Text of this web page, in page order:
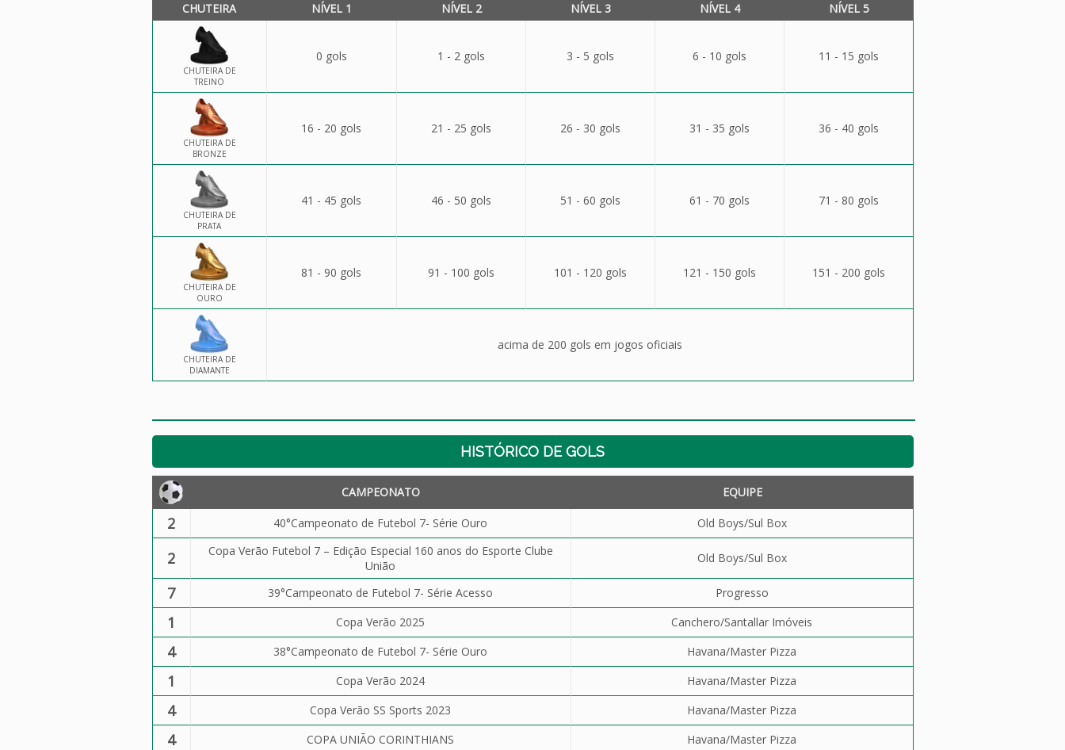
CHUTEIRA NÍVEL 1 NÍVEL 2 NÍVEL 3 NÍVEL 4 NÍVEL 5
CHUTEIRA DE
TREINO
0 gols 1 - 2 gols 3 - 5 gols 6 - 10 gols 11 - 15 gols
CHUTEIRA DE
BRONZE
16 - 20 gols 21 - 25 gols 26 - 30 gols 31 - 35 gols 36 - 40 gols
CHUTEIRA DE
PRATA
41 - 45 gols 46 - 50 gols 51 - 60 gols 61 - 70 gols 71 - 80 gols
CHUTEIRA DE
OURO
81 - 90 gols 91 - 100 gols 101 - 120 gols 121 - 150 gols 151 - 200 gols
CHUTEIRA DE
DIAMANTE
acima de 200 gols em jogos oficiais
HISTÓRICO DE GOLS
CAMPEONATO EQUIPE
2 40°Campeonato de Futebol 7- Série Ouro Old Boys/Sul Box
2
Copa Verão Futebol 7 – Edição Especial 160 anos do Esporte Clube
União
Old Boys/Sul Box
7 39°Campeonato de Futebol 7- Série Acesso Progresso
1 Copa Verão 2025 Canchero/Santallar Imóveis
4 38°Campeonato de Futebol 7- Série Ouro Havana/Master Pizza
1 Copa Verão 2024 Havana/Master Pizza
4 Copa Verão SS Sports 2023 Havana/Master Pizza
4 COPA UNIÃO CORINTHIANS Havana/Master Pizza